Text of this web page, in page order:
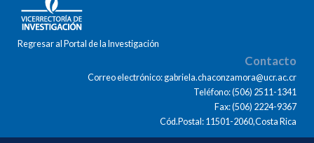
Regresar al Portal de la Investigación
Contacto
Correo electrónico: gabriela.chaconzamora@ucr.ac.cr
Teléfono: (506) 2511-1341
Fax: (506) 2224-9367
Cód.Postal: 11501-2060,Costa Rica